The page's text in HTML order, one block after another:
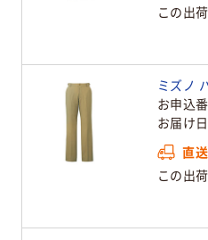
この出
ミズノ
お申込
お届け日
直
この出